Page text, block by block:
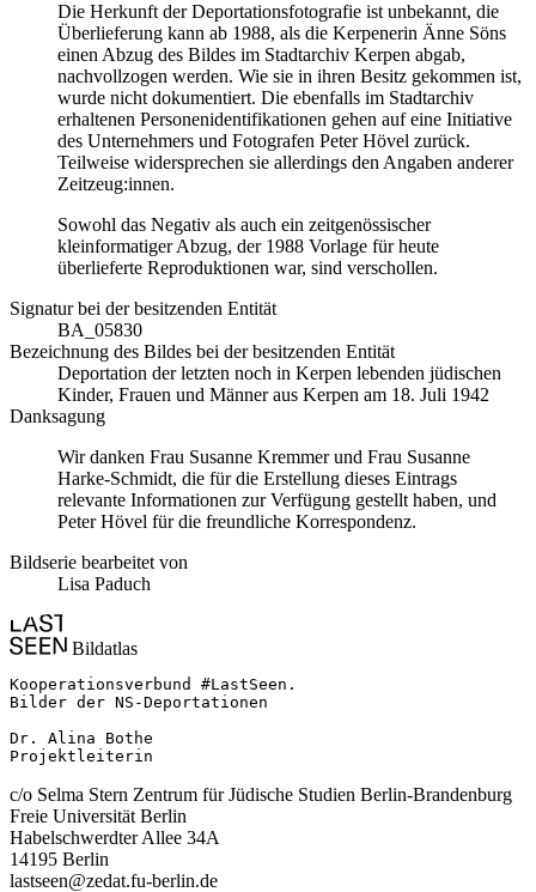
Die Herkunft der Deportationsfotografie ist unbekannt, die
Überlieferung kann ab 1988, als die Kerpenerin Änne Söns
einen Abzug des Bildes im Stadtarchiv Kerpen abgab,
nachvollzogen werden. Wie sie in ihren Besitz gekommen ist,
wurde nicht dokumentiert. Die ebenfalls im Stadtarchiv
erhaltenen Personenidentifikationen gehen auf eine Initiative
des Unternehmers und Fotografen Peter Hövel zurück.
Teilweise widersprechen sie allerdings den Angaben anderer
Zeitzeug:innen.
Sowohl das Negativ als auch ein zeitgenössischer
kleinformatiger Abzug, der 1988 Vorlage für heute
überlieferte Reproduktionen war, sind verschollen.
Signatur bei der besitzenden Entität
BA_05830
Bezeichnung des Bildes bei der besitzenden Entität
Deportation der letzten noch in Kerpen lebenden jüdischen
Kinder, Frauen und Männer aus Kerpen am 18. Juli 1942
Danksagung
Wir danken Frau Susanne Kremmer und Frau Susanne
Harke-Schmidt, die für die Erstellung dieses Eintrags
relevante Informationen zur Verfügung gestellt haben, und
Peter Hövel für die freundliche Korrespondenz.
Bildserie bearbeitet von
Lisa Paduch
Bildatlas
Kooperationsverbund #LastSeen.
Bilder der NS-Deportationen
Dr. Alina Bothe
Projektleiterin
c/o Selma Stern Zentrum für Jüdische Studien Berlin-Brandenburg
Freie Universität Berlin
Habelschwerdter Allee 34A
14195 Berlin
lastseen@zedat.fu-berlin.de